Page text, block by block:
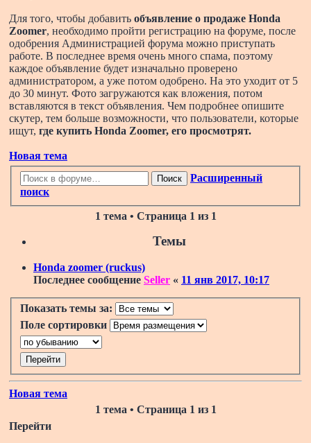
Для того, чтобы добавить объявление о продаже Honda
Zoomer, необходимо пройти регистрацию на форуме, после
одобрения Администрацией форума можно приступать
работе. В последнее время очень много спама, поэтому
каждое объявление будет изначально проверено
администратором, а уже потом одобрено. На это уходит от 5
до 30 минут. Фото загружаются как вложения, потом
вставляются в текст объявления. Чем подробнее опишите
скутер, тем больше возможности, что пользователи, которые
ищут, где купить Honda Zoomer, его просмотрят.
Новая тема
Поиск
Расширенный
поиск
1 тема • Страница 1 из 1
Темы
Honda zoomer (ruckus)
Последнее сообщение Seller « 11 янв 2017, 10:17
Показать темы за:
Поле сортировки
Новая тема
1 тема • Страница 1 из 1
Перейти